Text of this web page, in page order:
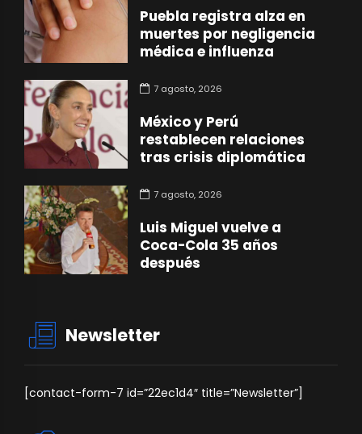
Puebla registra alza en
muertes por negligencia
médica e influenza
7 agosto, 2026
México y Perú
restablecen relaciones
tras crisis diplomática
7 agosto, 2026
Luis Miguel vuelve a
Coca-Cola 35 años
después
Newsletter
[contact-form-7 id=”22ec1d4″ title=”Newsletter”]